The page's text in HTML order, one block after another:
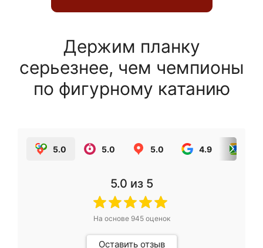
Держим планку
серьезнее, чем чемпионы
по фигурному катанию
5.0 5.0 5.0 4.9
5.0 из 5
На основе 945оценок
Оставить отзыв